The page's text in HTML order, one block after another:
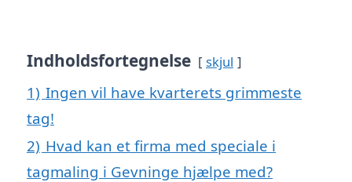
Indholdsfortegnelse skjul
1) Ingen vil have kvarterets grimmeste
tag!
2) Hvad kan et firma med speciale i
tagmaling i Gevninge hjælpe med?